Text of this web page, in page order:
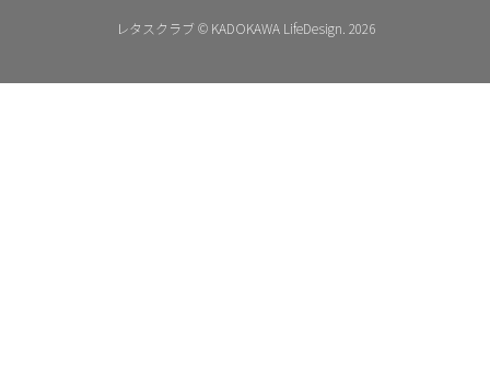
レタスクラブ © KADOKAWA LifeDesign. 2026